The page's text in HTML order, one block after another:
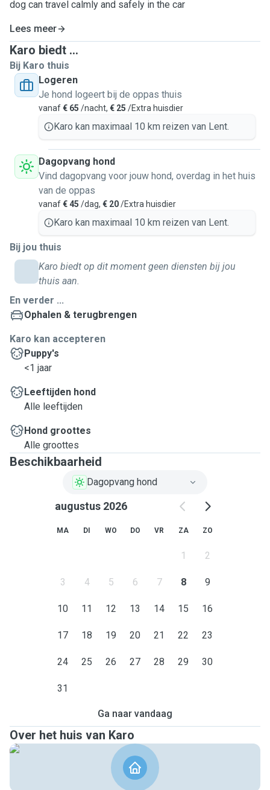
dog can travel calmly and safely in the car
Lees meer
Karo biedt ...
Bij Karo thuis
Logeren
Je hond logeert bij de oppas thuis
vanaf€ 65 /nacht, € 25 /Extra huisdier
Karo kan maximaal 10 km reizen van Lent.
Dagopvang hond
Vind dagopvang voor jouw hond, overdag in het huis
van de oppas
vanaf€ 45 /dag, € 20/Extra huisdier
Karo kan maximaal 10 km reizen van Lent.
Bij jou thuis
Karo biedt op dit moment geen diensten bij jou
thuis aan.
En verder ...
Ophalen & terugbrengen
Karo kan accepteren
Puppy's
<1 jaar
Leeftijden hond
Alle leeftijden
Hond groottes
Alle groottes
Beschikbaarheid
Dagopvang hond
augustus 2026
MA DI WO DO VR ZA ZO
1 2
3 4 5 6 7 8 9
10 11 12 13 14 15 16
17 18 19 20 21 22 23
24 25 26 27 28 29 30
31
Ga naar vandaag
Over het huis van Karo